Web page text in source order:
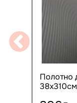
Полотно
38х310см